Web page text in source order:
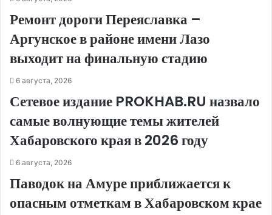
Ремонт дороги Переяславка –
Аргунское в районе имени Лазо
выходит на финальную стадию
6 августа, 2026
Сетевое издание PROKHAB.RU назвало
самые волнующие темы жителей
Хабаровского края в 2026 году
6 августа, 2026
Паводок на Амуре приближается к
опасным отметкам в Хабаровском крае